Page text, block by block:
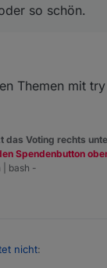
so schön.
Themen mit
das Voting rechts
Spendenbutton
| bash -
nicht: